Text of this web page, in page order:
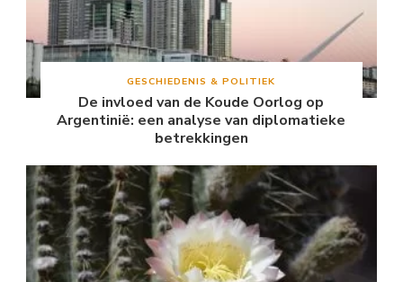
GESCHIEDENIS & POLITIEK
De invloed van de Koude Oorlog op
Argentinië: een analyse van diplomatieke
betrekkingen